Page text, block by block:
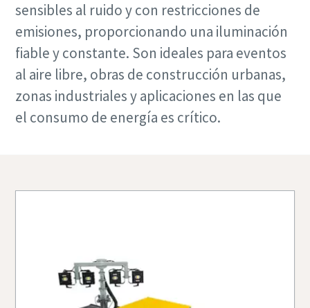
sensibles al ruido y con restricciones de
emisiones, proporcionando una iluminación
fiable y constante. Son ideales para eventos
al aire libre, obras de construcción urbanas,
zonas industriales y aplicaciones en las que
el consumo de energía es crítico.